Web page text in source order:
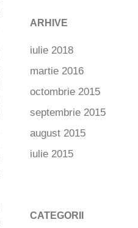
ARHIVE
iulie 2018
martie 2016
octombrie 2015
septembrie 2015
august 2015
iulie 2015
CATEGORII